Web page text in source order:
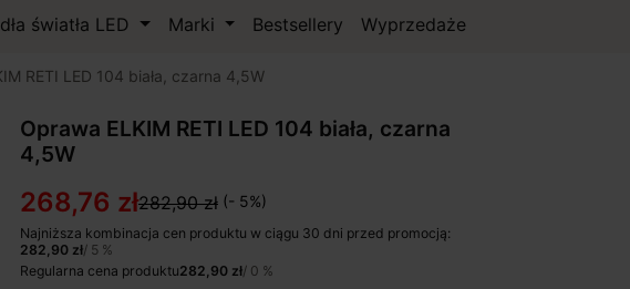
światła LED Marki Bestsellery Wyprzedaże
RETI LED 104 biała, czarna 4,5W
Oprawa ELKIM RETI LED 104 biała, czarna
4,5W
268,76 zł282,90 zł (- 5%)
Najniższa kombinacja cen produktu w ciągu 30 dni przed promocją:
282,90 zł/ 5 %
Regularna cena produktu282,90 zł/ 0 %